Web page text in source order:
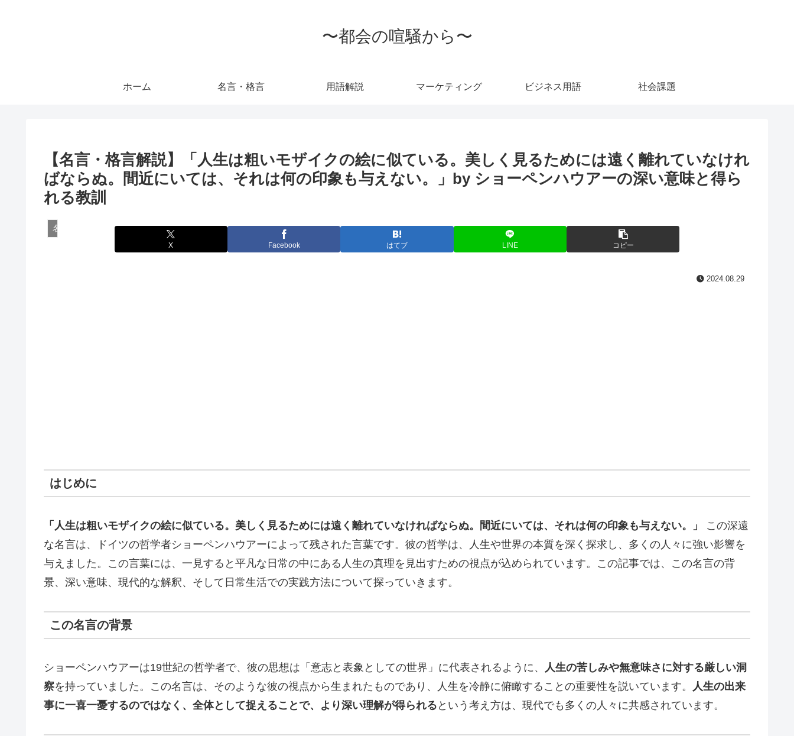
〜都会の喧騒から〜
ホーム 名言・格言 用語解説 マーケティング ビジネス用語 社会課題
【名言・格言解説】「人生は粗いモザイクの絵に似ている。美しく見るためには遠く離れていなけれ
ばならぬ。間近にいては、それは何の印象も与えない。」by ショーペンハウアーの深い意味と得ら
れる教訓
名言・格言
X Facebook はてブ LINE コピー
2024.08.29
はじめに
「人生は粗いモザイクの絵に似ている。美しく見るためには遠く離れていなければならぬ。間近にいては、それは何の印象も与えない。」
この深遠
な名言は、ドイツの哲学者ショーペンハウアーによって残された言葉です。彼の哲学は、人生や世界の本質を深く探求し、多くの人々に強い影響を
与えました。この言葉には、一見すると平凡な日常の中にある人生の真理を見出すための視点が込められています。この記事では、この名言の背
景、深い意味、現代的な解釈、そして日常生活での実践方法について探っていきます。
この名言の背景
ショーペンハウアーは19世紀の哲学者で、彼の思想は「意志と表象としての世界」に代表されるように、 人生の苦しみや無意味さに対する厳しい洞
察を持っていました。この名言は、そのような彼の視点から生まれたものであり、人生を冷静に俯瞰することの重要性を説いています。 人生の出来
事に一喜一憂するのではなく、全体として捉えることで、より深い理解が得られる という考え方は、現代でも多くの人々に共感されています。